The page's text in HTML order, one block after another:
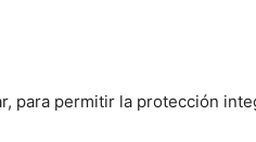
para permitir la protección